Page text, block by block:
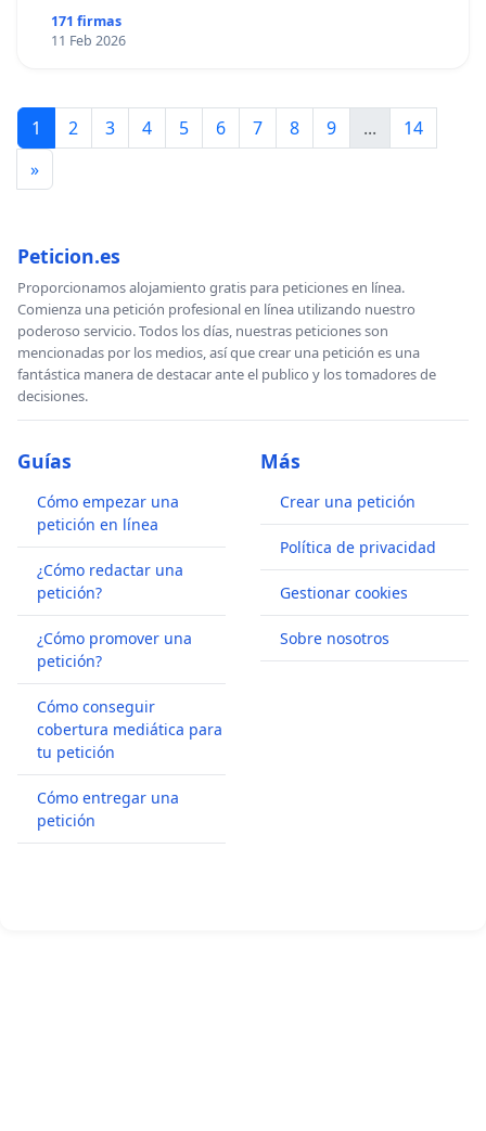
171 firmas
11 Feb 2026
1 2 3 4 5 6 7 8 9 ...
14
»
Peticion.es
Proporcionamos alojamiento gratis para peticiones en línea.
Comienza una petición profesional en línea utilizando nuestro
poderoso servicio. Todos los días, nuestras peticiones son
mencionadas por los medios, así que crear una petición es una
fantástica manera de destacar ante el publico y los tomadores de
decisiones.
Guías
Cómo empezar una
petición en línea
¿Cómo redactar una
petición?
¿Cómo promover una
petición?
Cómo conseguir
cobertura mediática para
tu petición
Cómo entregar una
petición
Más
Crear una petición
Política de privacidad
Gestionar cookies
Sobre nosotros